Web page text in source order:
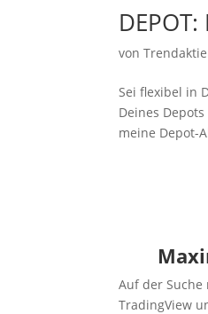
von
Sei flexibel in
Deines
meine Depot-
Auf der
TradingView